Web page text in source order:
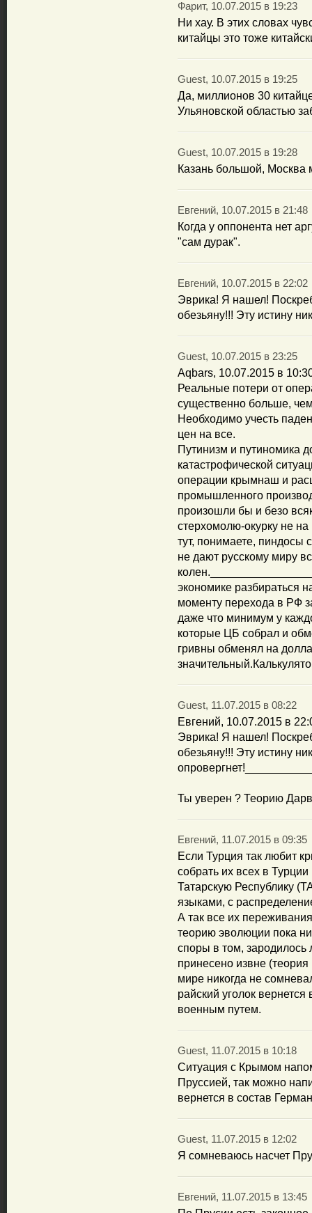
Фарит, 10.07.2015 в 19:23
Ни хау. В этих словах
китайцы это тоже
Guest, 10.07.2015 в 19:25
Да, миллионов 30
Ульяновской областью
Guest, 10.07.2015 в 19:28
Казань большой, Москва
Евгений, 10.07.2015 в 21:48
Когда у оппонента нет
"сам дурак".
Евгений, 10.07.2015 в 22:02
Эврика! Я нашел!
обезьяну!!! Эту истину
Guest, 10.07.2015 в 23:25
Aqbars, 10.07.2015 в
Реальные потери от
существенно больше,
Необходимо учесть
цен на все.
Путинизм и путиномика
катастрофической
операции крымнаш и
промышленного
произошли бы и безо
стерхомолю-окурку не на
тут, понимаете, пиндосы
не дают русскому миру
экономике разбираться
моменту перехода в РФ
даже что минимум у
которые ЦБ собрал и
гривны обменял на
Guest, 11.07.2015 в 08:22
Евгений, 10.07.2015 в
Эврика! Я нашел!
обезьяну!!! Эту истину
Ты уверен ? Теорию
Евгений, 11.07.2015 в 09:35
Если Турция так любит
собрать их всех в
Татарскую Республику
языками, с
А так все их
теорию эволюции пока
споры в том,
принесено извне
мире никогда не
райский уголок
военным путем.
Guest, 11.07.2015 в 10:18
Ситуация с Крымом
Пруссией, так можно
вернется в состав
Guest, 11.07.2015 в 12:02
Я сомневаюсь насчет
Евгений, 11.07.2015 в 13:45